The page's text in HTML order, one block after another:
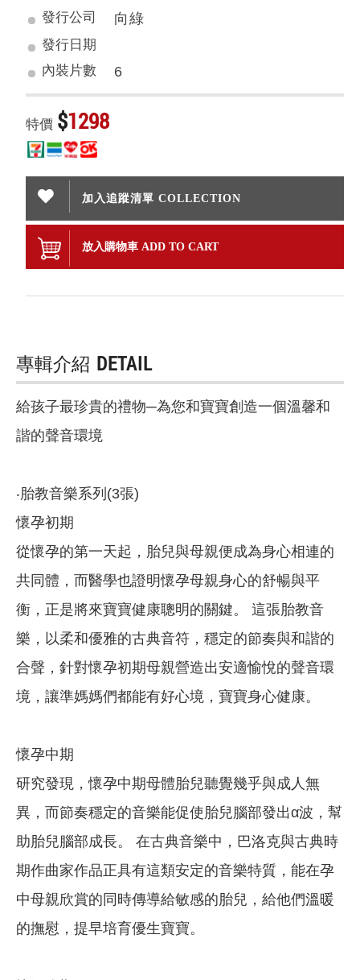
發行公司
向綠
發行日期
內裝片數
6
特價 $1298
加入追蹤清單 COLLECTION
放入購物車 ADD TO CART
專輯介紹 DETAIL
給孩子最珍貴的禮物─為您和寶寶創造一個溫馨和
諧的聲音環境
‧胎教音樂系列(3張)
懷孕初期
從懷孕的第一天起，胎兒與母親便成為身心相連的
共同體，而醫學也證明懷孕母親身心的舒暢與平
衡，正是將來寶寶健康聰明的關鍵。 這張胎教音
樂，以柔和優雅的古典音符，穩定的節奏與和諧的
合聲，針對懷孕初期母親營造出安適愉悅的聲音環
境，讓準媽媽們都能有好心境，寶寶身心健康。
懷孕中期
研究發現，懷孕中期母體胎兒聽覺幾乎與成人無
異，而節奏穩定的音樂能促使胎兒腦部發出α波，幫
助胎兒腦部成長。 在古典音樂中，巴洛克與古典時
期作曲家作品正具有這類安定的音樂特質，能在孕
中母親欣賞的同時傳導給敏感的胎兒，給他們溫暖
的撫慰，提早培育優生寶寶。